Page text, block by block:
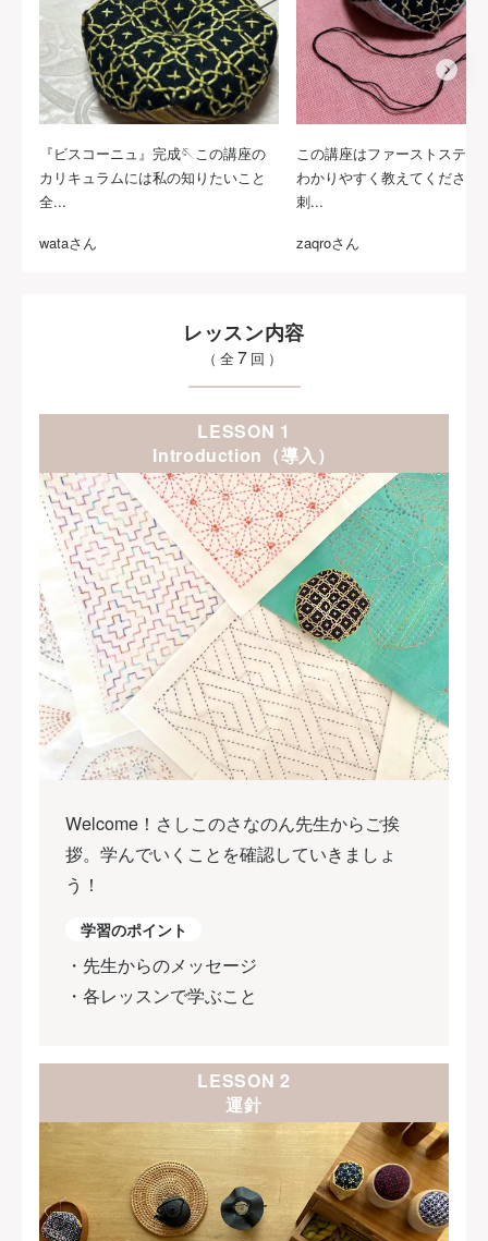
『ビスコーニュ』完成🪡この講座の
カリキュラムには私の知りたいこと
全...
wataさん
この講座はファーストステッ
わかりやすく教えてくださる
刺...
zaqroさん
レッスン内容
（全7 回）
LESSON 1
Introduction（導入）
Welcome！さしこのさなのん先生からご挨
拶。学んでいくことを確認していきましょ
う！
学習のポイント
・先生からのメッセージ
・各レッスンで学ぶこと
LESSON 2
運針